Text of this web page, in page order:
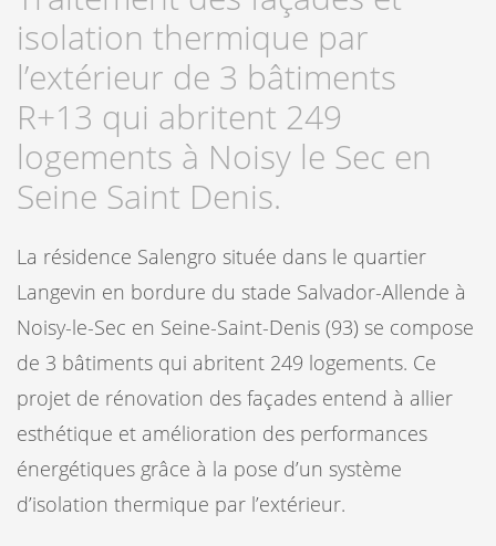
isolation thermique par
l’extérieur de 3 bâtiments
R+13 qui abritent 249
logements à Noisy le Sec en
Seine Saint Denis.
La résidence Salengro située dans le quartier
Langevin en bordure du stade Salvador-Allende à
Noisy-le-Sec en Seine-Saint-Denis (93) se compose
de 3 bâtiments qui abritent 249 logements. Ce
projet de rénovation des façades entend à allier
esthétique et amélioration des performances
énergétiques grâce à la pose d’un système
d’isolation thermique par l’extérieur.